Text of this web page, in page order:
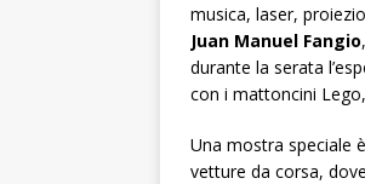
musica, laser,
Juan Manuel Fangio
durante la serata
con i mattoncini
Una mostra speciale
vetture da corsa,